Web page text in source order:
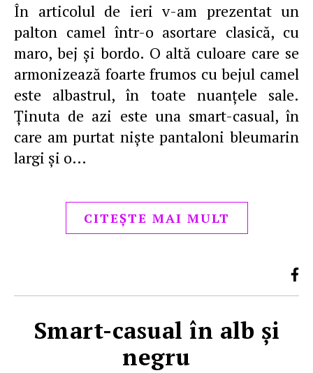
În articolul de ieri v-am prezentat un
palton camel într-o asortare clasică, cu
maro, bej şi bordo. O altă culoare care se
armonizează foarte frumos cu bejul camel
este albastrul, în toate nuanţele sale.
Ţinuta de azi este una smart-casual, în
care am purtat nişte pantaloni bleumarin
largi şi o…
CITEȘTE MAI MULT
Smart-casual în alb şi
negru